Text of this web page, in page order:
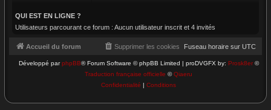
QUI EST EN LIGNE ?
Utilisateurs parcourant ce forum : Aucun utilisateur inscrit et 4 invités
Accueil du forum Fuseau horaire sur UTC
Supprimer les cookies
Développé parphpBB® Forum Software © phpBB Limited | proDVGFX by: Prosk8er©
Traduction française officielle ©Qiaeru
Confidentialité | Conditions